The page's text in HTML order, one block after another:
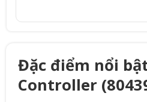
Đặc điểm nổi bật
Controller